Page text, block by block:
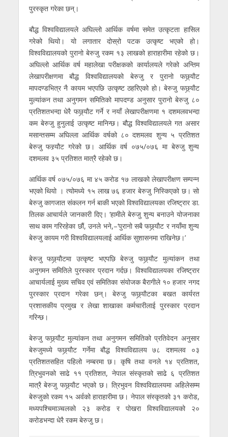
पुरस्कृत गरेका छन्।
बौद्ध विश्वविद्यालयले अघिल्लो आर्थिक वर्षमा समेत उत्कृटता हासिल
गरेको थियो। यो लगातार दोस्रो पटक उत्कृष्ट भएको हो।
विश्वविद्यालयको पुरानो बेरुजु रकम १३ लाखको हाराहारीमा रहेको छ।
अघिल्लो आर्थिक वर्ष महालेखा परीक्षकको कार्यालयले गरेको अन्तिम
लेखापरीक्षणमा बौद्ध विश्वविद्यालयको बेरुजु र पुरानो फछ्र्याैट
मापदण्डभित्र नै कायम भएपछि उत्कृष्ट ठहरिएको हो। बेरुजु फछ्र्याैट
मुल्यांकन तथा अनुगमन समितिको मापदण्ड अनुसार पुरानो बेरुजु ८०
प्रतिशतभन्दा धेरै फछ्र्याैट गर्ने र नयाँ लेखापरीक्षणमा १ दशमलवभन्दा
कम बेरुजु हुनुलाई उत्कृष्ट मानिन्छ। बौद्ध विश्वविद्यालयले गत असार
मसान्तसम्म अघिल्ला आर्थिक वर्षको ८० दशमलव शुन्य ५ प्रतिशत
बेरुजु फस्र्याैट गरेको छ। आर्थिक वर्ष ०७५/०७६ मा बेरुजु शुन्य
दशमलव ३५ प्रतिशत मात्रै रहेको छ।
आर्थिक वर्ष ०७५/०७६ मा ४५ करोड १७ लाखको लेखापरीक्षण सम्पन्न
भएको थियो । त्योमध्ये १५ लाख ७६ हजार बेरुजु निस्किएको छ। सो
बेरुजु कागजात संकलन गर्न बाकी भएको विश्वविद्यालयका रजिष्ट्रार डा.
तिलक आचार्यले जानकारी दिए। ‘हामीले बेरुजु शुन्य बनाउने योजनाका
साथ काम गरिरहेका छौं, उनले भने,–‘पुरानो सबै फछ्र्याैट र नयाँमा शुन्य
बेरुजु कायम गरी विश्वविद्यालयलाई आर्थिक सुशासनमा राखिनेछ।’
बेरुजु फछ्र्याैटमा उत्कृष्ट भएपछि बेरुजु फछ्र्याैट मुल्यांकन तथा
अनुगमन समितिले पुरस्कार प्रदान गर्दछ। विश्वविद्यालयका रजिष्ट्रार
आचार्यलाई मुख्य सचिव एवं समितिका संयोजक बैरागीले १० हजार नगद
पुरस्कार प्रदान गरेका छन्। बेरुजु फछ्र्याैटका बखत कार्यरत
प्रशासकीय प्रमुख र लेखा शाखाका कर्मचारीलाई पुरस्कार प्रदान
गरिन्छ।
बेरुजु फछ्र्याैट मुल्यांकन तथा अनुगमन समितिको प्रतिवेदन अनुसार
बेरुजुमध्ये फछ्र्याैट गर्नेमा बौद्ध विश्वविद्यालय ७८ दशमलव ०३
प्रतिशतसहित पहिलो नम्बरमा छ। कृषि तथा वनले १४ प्रतिशत,
त्रिभुवनको साढे ११ प्रतिशत, नेपाल संस्कृतको साढे ६ प्रतिशत
मात्रै बेरुजु फछ्र्याैट भएको छ। त्रिभुवन विश्वविद्यालयमा अहिलेसम्म
बेरुजुको रकम १५ अर्वको हाराहारीमा छ। नेपाल संस्कृतको ३१ करोड,
मध्यपश्चिमाञ्चलको २३ करोड र पोखरा विश्वविद्यालयको २०
करोडभन्दा धेरै रकम बेरुजु छ।